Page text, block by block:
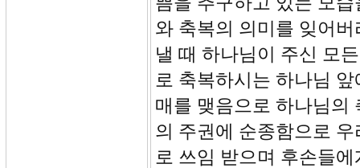
와 축복의 의미를 잊어
낼 때 하나님이 주신 모
로 축복하시는 하나님
매를 맺음으로 하나님의
의 주권에 순종함으로
로 쓰임 받으며 후손들